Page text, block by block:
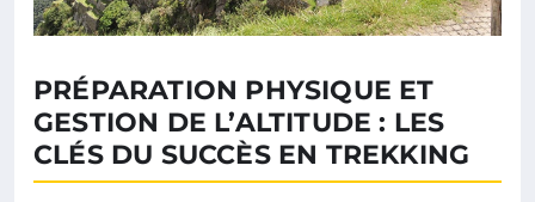
PRÉPARATION PHYSIQUE ET
GESTION DE L’ALTITUDE : LES
CLÉS DU SUCCÈS EN TREKKING